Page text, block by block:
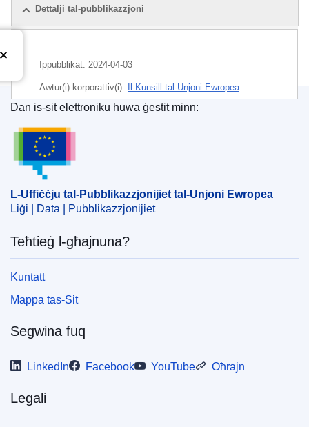
Dettalji tal-pubblikazzjoni
Ippubblikat: 2024-04-03
Awtur(i) korporattiv(i): Il-Kunsill tal-Unjoni Ewropea
IMMC : PE 3 2024 INIT
L-Uffiċċju tal-Pubblikazzjonijiet tal-Unjoni
Dan is-sit elettroniku huwa ġestit minn:
L-Uffiċċju tal-Pubblikazzjonijiet tal-Unjoni Ewropea
Liġi | Data | Pubblikazzjonijiet
Teħtieġ l-għajnuna?
Kuntatt
Mappa tas-Sit
Segwina fuq
LinkedIn Facebook YouTube Oħrajn
Legali